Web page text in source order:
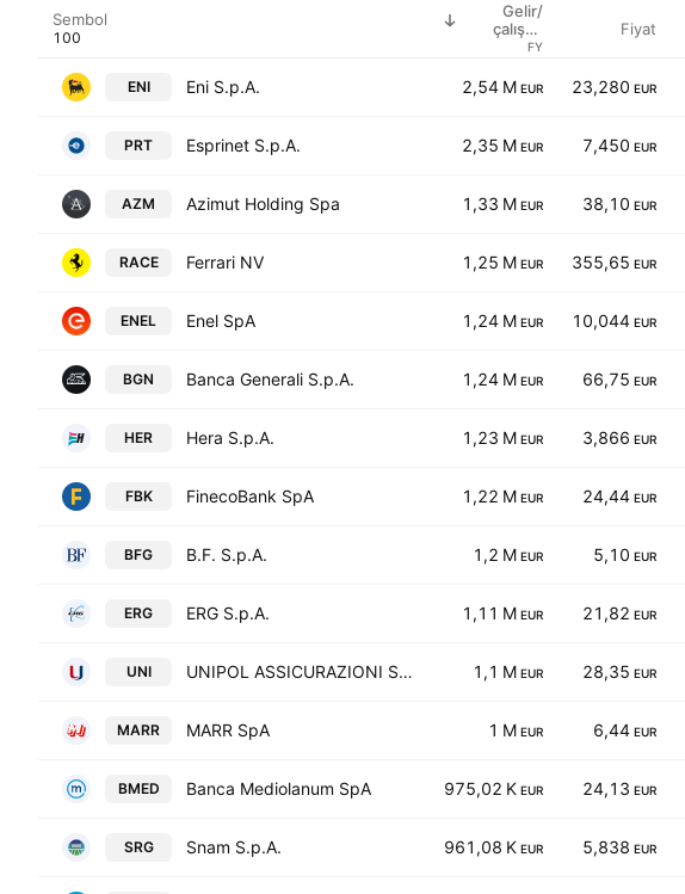
Sembol
Gelir/
çalışan
sayısı
FY
Fiyat
ENI Eni S.p.A. 2,54 M EUR 23,280 EUR
PRT Esprinet S.p.A. 2,35 M EUR 7,450 EUR
AZM Azimut Holding Spa 1,33 M EUR 38,10 EUR
RACE Ferrari NV 1,25 M EUR 355,65 EUR
ENEL Enel SpA 1,24 M EUR 10,044 EUR
BGN Banca Generali S.p.A. 1,24 M EUR 66,75 EUR
HER Hera S.p.A. 1,23 M EUR 3,866 EUR
FBK FinecoBank SpA 1,22 M EUR 24,44 EUR
BFG B.F. S.p.A. 1,2 M EUR 5,10 EUR
ERG ERG S.p.A. 1,11 M EUR 21,82 EUR
UNI UNIPOL ASSICURAZIONI SPA 1,1 M EUR 28,35 EUR
MARR MARR SpA 1 M EUR 6,44 EUR
BMED Banca Mediolanum SpA 975,02 K EUR 24,13 EUR
SRG Snam S.p.A. 961,08 K EUR 5,838 EUR